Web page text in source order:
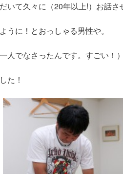
て久々に（20年以上!）お話さ
に！とおっしゃる男性や。
でなさったんです。すごい！）
た！